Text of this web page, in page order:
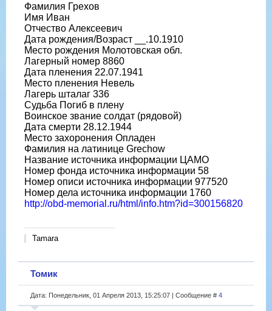
Фамилия Грехов
Имя Иван
Отчество Алексеевич
Дата рождения/Возраст __.10.1910
Место рождения Молотовская обл.
Лагерный номер 8860
Дата пленения 22.07.1941
Место пленения Невель
Лагерь шталаг 336
Судьба Погиб в плену
Воинское звание солдат (рядовой)
Дата смерти 28.12.1944
Место захоронения Опладен
Фамилия на латинице Grechow
Название источника информации ЦАМО
Номер фонда источника информации 58
Номер описи источника информации 977520
Номер дела источника информации 1760
http://obd-memorial.ru/html/info.htm?id=300156820
Tamara
Томик
Дата: Понедельник, 01 Апреля 2013, 15:25:07 | Сообщение # 4